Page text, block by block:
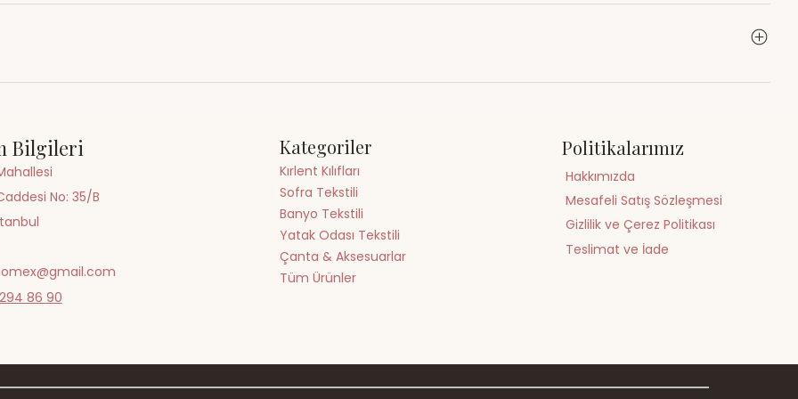
veya İletişim sayfamızdaki iletişim kanallarını kullanabilirsiniz.
Bilgileri
86 90
No: 35/B
Kategoriler
Kırlent Kılıfları
Sofra Tekstili
Banyo Tekstili
Yatak Odası Tekstili
Çanta & Aksesuarlar
Tüm Ürünler
Politikalarımız
Hakkımızda
Mesafeli Satış Sözleşmesi
Gizlilik ve Çerez Politikası
Teslimat ve İade